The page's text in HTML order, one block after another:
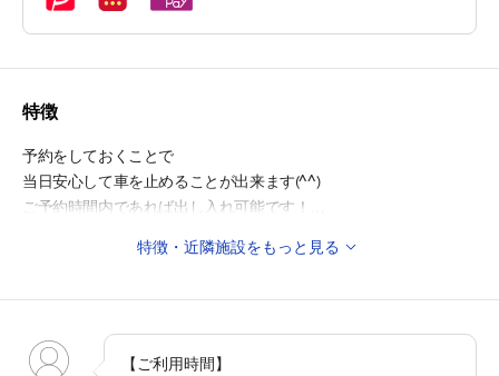
特徴
予約をしておくことで
当日安心して車を止めることが出来ます(^^)
ご予約時間内であれば出し入れ可能です！
◎周辺施設
特徴・近隣施設をもっと見る
【ご利用時間】